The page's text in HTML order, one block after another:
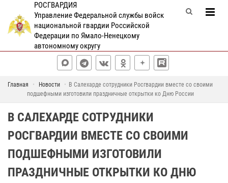
РОСГВАРДИЯ
Управление Федеральной службы войск
национальной гвардии Российской
Федерации по Ямало-Ненецкому
автономному округу
Главная Новости
В Салехарде сотрудники Росгвардии вместе со своими
подшефными изготовили праздничные открытки ко Дню России
В САЛЕХАРДЕ СОТРУДНИКИ
РОСГВАРДИИ ВМЕСТЕ СО СВОИМИ
ПОДШЕФНЫМИ ИЗГОТОВИЛИ
ПРАЗДНИЧНЫЕ ОТКРЫТКИ КО ДНЮ